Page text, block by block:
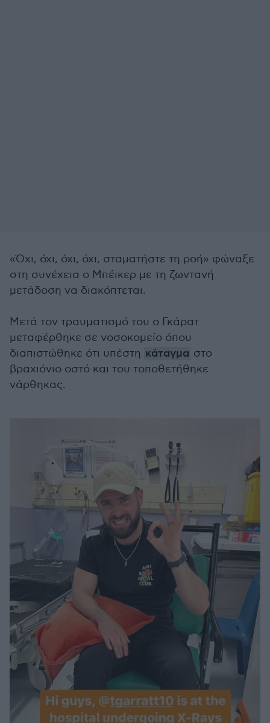
«Όχι, όχι, όχι, όχι, σταματήστε τη ροή» φώναξε
στη συνέχεια ο Μπέικερ με τη ζωντανή
μετάδοση να διακόπτεται.
Μετά τον τραυματισμό του ο Γκάρατ
μεταφέρθηκε σε νοσοκομείο όπου
διαπιστώθηκε ότι υπέστη κάταγμα στο
βραχιόνιο οστό και του τοποθετήθηκε
νάρθηκας.